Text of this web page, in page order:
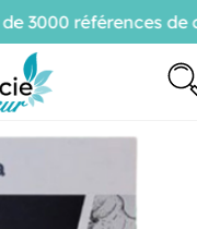
3000 références de